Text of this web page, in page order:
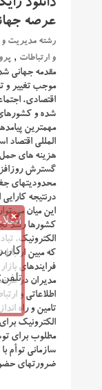
دانلود
عرصه
رشته مدیریت
و ارتباطات ,
مقدمه جهانی
موجب تغییر و
اقتصادی،
شده و
مهمترین
المللی
هزینه های
گسترش
محدودیتهای
درنتیجه
این میان می
کشورها رشد
الکترونیک،
که مبین
فرایندهای
مدیران در
اطلاعاتی و
تامین و راه
الکترونیک
مطلوب برای
سازمانی توأم
ضرورتهای
تلفن: ۰۹۱۴۷۵۰۳۳۱۷